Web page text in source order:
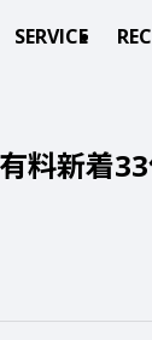
SERVICE
料新着33